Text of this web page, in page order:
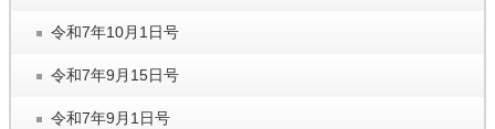
令和7年10月1日号
令和7年9月15日号
令和7年9月1日号